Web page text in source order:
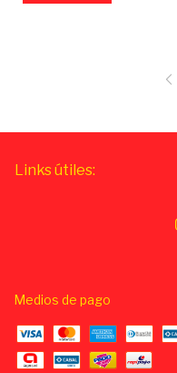
Links útiles:
Medios de pago